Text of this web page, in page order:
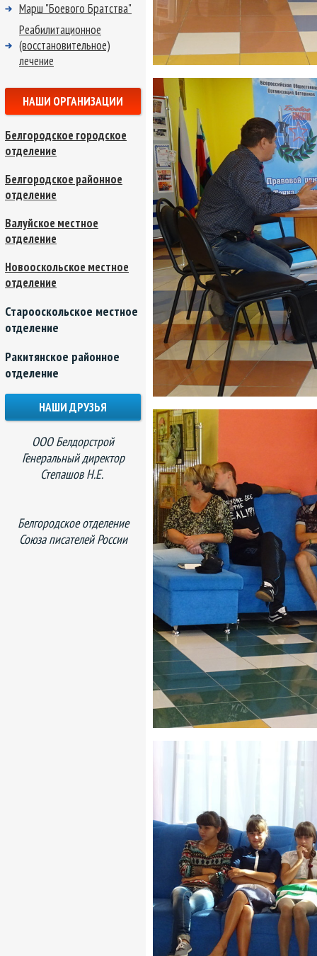
Марш "Боевого Братства"
Реабилитационное
(восстановительное)
лечение
НАШИ ОРГАНИЗАЦИИ
Белгородское городское
отделение
Белгородское районное
отделение
Валуйское местное
отделение
Новооскольское местное
отделение
Старооскольское местное
отделение
Ракитянское районное
отделение
НАШИ ДРУЗЬЯ
ООО Белдорстрой
Генеральный директор
Степашов Н.Е.
Белгородское отделение
Союза писателей России